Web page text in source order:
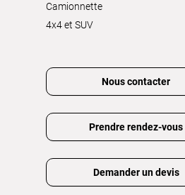
Camionnette
4x4 et SUV
Nous contacter
Prendre rendez-vous
Demander un devis